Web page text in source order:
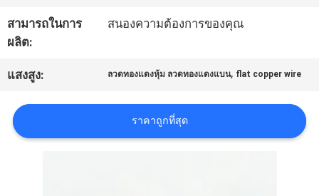
ติดต่อ
เรา
ข่าว
สามารถในการ
ผลิต:
สนองความต้องการของคุณ
แสงสูง: ลวดทองแดงหุ้ม ลวดทองแดงแบน, flat copper wire
ราคาถูกที่สุด